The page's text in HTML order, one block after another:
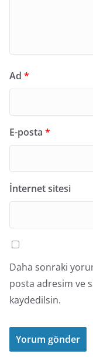
Ad *
E-posta *
İnternet sitesi
Daha sonraki
posta adresim ve
kaydedilsin.